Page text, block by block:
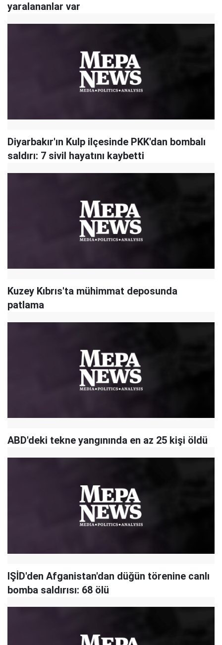
yaralananlar var
Diyarbakır'ın Kulp ilçesinde PKK'dan bombalı
saldırı: 7 sivil hayatını kaybetti
Kuzey Kıbrıs'ta mühimmat deposunda
patlama
ABD'deki tekne yangınında en az 25 kişi öldü
IŞİD'den Afganistan'dan düğün törenine canlı
bomba saldırısı: 68 ölü